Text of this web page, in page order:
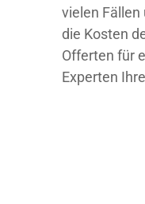
vielen
die Kosten
Offerten für
Experten